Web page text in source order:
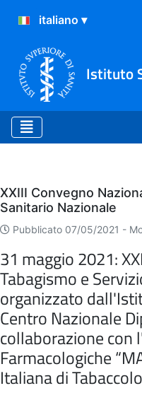
Istituto
Eventi
XXIII Convegno
Sanitario Nazionale
Pubblicato 07/05/2021 -
31 maggio 2021:
Tabagismo e
organizzato
Centro Nazionale
collaborazione con
Farmacologiche
Italiana di